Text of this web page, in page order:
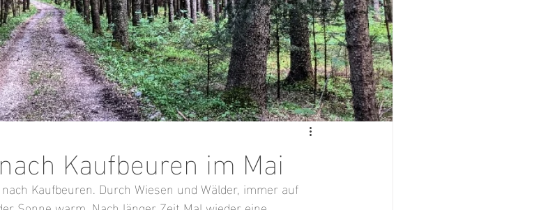
Kaufbeuren im Mai
Kaufbeuren. Durch Wiesen und Wälder, immer auf